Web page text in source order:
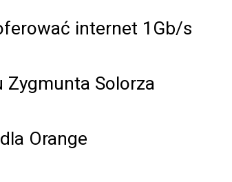
internet 1Gb/s
Zygmunta Solorza
Orange